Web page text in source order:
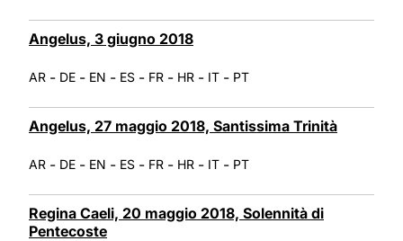
Angelus, 3 giugno 2018
AR - DE - EN - ES - FR - HR - IT - PT
Angelus, 27 maggio 2018, Santissima Trinità
AR - DE - EN - ES - FR - HR - IT - PT
Regina Caeli, 20 maggio 2018, Solennità di
Pentecoste